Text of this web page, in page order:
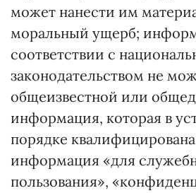
может нанести им
моральный ущерб;
соответствии с
законодательством не
общеизвестной или
информация, которая в
порядке
информация «для
пользования»,